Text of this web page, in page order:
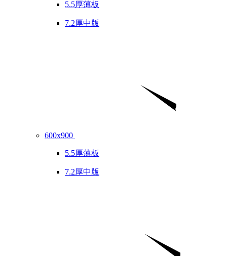
5.5厚薄板
7.2厚中版
600x900
5.5厚薄板
7.2厚中版